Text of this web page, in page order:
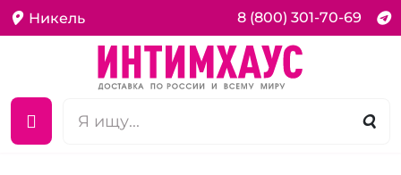
Никель 8 (800) 301-70-69